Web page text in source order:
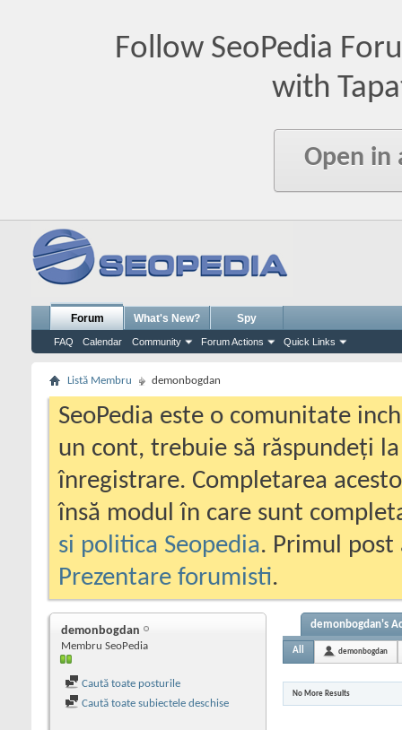
Follow SeoPedia
with
Open in
Forum
FAQ Calendar Community Forum Actions Quick Links
What's New? Spy
Listă Membru demonbogdan
SeoPedia este o comunitate
un cont, trebuie să răspundeți
înregistrare. Completarea
însă modul în care sunt
si politica Seopedia. Primul
Prezentare forumisti.
demonbogdan
Membru SeoPedia
Caută toate posturile
Caută toate subiectele deschise
demonbogdan's
All demonbogdan
No More Results